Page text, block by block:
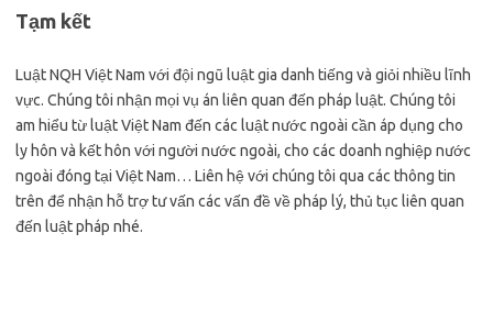
Tạm kết
Luật NQH Việt Nam với đội ngũ luật gia danh tiếng và giỏi nhiều lĩnh
vực. Chúng tôi nhận mọi vụ án liên quan đến pháp luật. Chúng tôi
am hiểu từ luật Việt Nam đến các luật nước ngoài cần áp dụng cho
ly hôn và kết hôn với người nước ngoài, cho các doanh nghiệp nước
ngoài đóng tại Việt Nam… Liên hệ với chúng tôi qua các thông tin
trên để nhận hỗ trợ tư vấn các vấn đề về pháp lý, thủ tục liên quan
đến luật pháp nhé.